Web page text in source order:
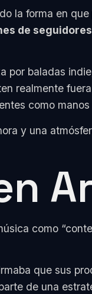
la forma en
de
por baladas
realmente
como
y una
como
que sus
de una